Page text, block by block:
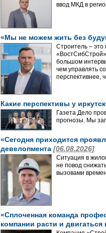
ввод МКД в
«Мы не можем жить без
Строитель – это
большом
чем управлять
перспективнее,
Какие перспективы у
Газета Дело
прогнозы. Мы
«Сегодня приходится
девелопмента [06.08.2026]
Ситуация в
не повод
вызовами
«Сплоченная команда
компании расти и двигаться